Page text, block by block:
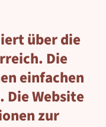
über die
Die
einfachen
Die Website
zur